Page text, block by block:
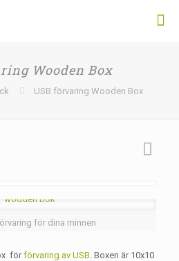
Wooden Box
USB förvaring Wooden Box
för dina minnen
förförvaring av USB. Boxen är 10x10